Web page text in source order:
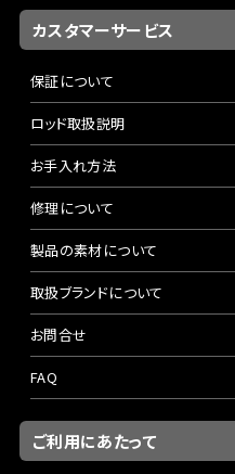
日本の渓流で使いやすいス
心者にもお勧めいたします
ラスは軽量で反発力が強い
さや粘りも併せ持っています
ら１２ヤードくらいで、推奨
クエンシィトラウトです。
ユーフレックス・グラス
狭い渓でも、大物に挑む
7'6"、#5、4pc
幅の限られた小渓流──近
臆することなく挑めるのが
レングスと5番ラインが生む
コントロール性を高次元で
カスタマーサービス
保証について
ロッド取扱説明
お手入れ方法
修理について
製品の素材について
取扱ブランドについて
お問合せ
FAQ
ご利用にあたって